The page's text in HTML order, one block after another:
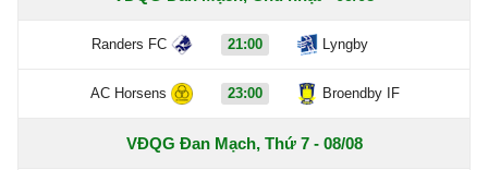
Randers FC 21:00 Lyngby
AC Horsens 23:00 Broendby IF
VĐQG Đan Mạch, Thứ 7 - 08/08